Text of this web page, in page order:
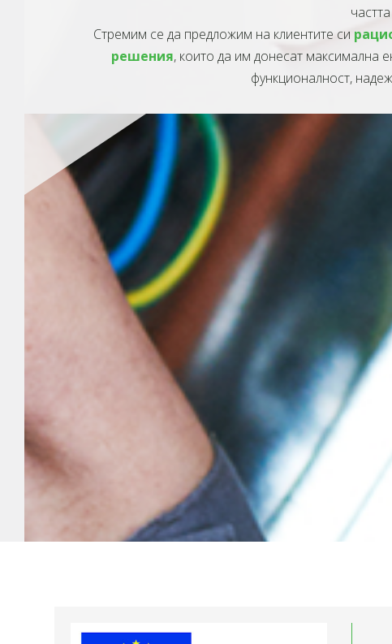
частта
Стремим се да предложим на клиентите си
решения, които да им донесат максимална
функционалност,